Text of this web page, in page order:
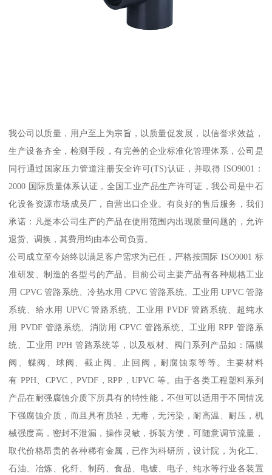
我公司以质量，用户至上为宗旨，以质量促发展，以信誉求效益，
生产设备齐全，检测手段，有完善的企业标准化管理体系，公司是
同行通过国家压力管道注册安全许可(TS)认证，并取得 ISO9001：
2000 国际质量体系认证，全国工业产品生产许可证，我公司是中石
化设备资源市场成员厂，自营出口企业。有良好的售后服务，我们
承诺：凡是本公司生产的产品在使用范围内出现质量问题的，允许
退货、调换，其费用均由本公司负责。
公司成立至今始终以满足客户需求为已任，严格按国际 ISO9001 标
准研发、制造的各型号的产品。目前公司主要产品有各种规格工业
用 CPVC 管路系统、冷热水用 CPVC 管路系统、工业用 UPVC 管路
系统、给水用 UPVC 管路系统、工业用 PVDF 管路系统、超纯水
用 PVDF 管路系统、消防用 CPVC 管路系统、工业用 RPP 管路系
统、工业用 PPH 管路系统等，以及板材、阀门系列产品如：隔膜
阀、蝶阀、球阀、截止阀、止回阀，耐腐蚀泵等等。主要材料
有 PPH、CPVC，PVDF，RPP，UPVC 等。由于各类工程塑料系列
产品在耐强腐蚀介质下所具有的特性能，不但可以适用于不同情况
下强腐蚀介质，而且具有质轻，无毒，无污染，耐高温、耐压，机
械强度高，密封不泄漏，操作灵敏，拆装方便，可随意调节流量，
取代价格昂贵的各种稀有金属，已作为科研所，设计院，为化工、
石油、冶炼、化纤、制药、食品、电镀、电子、纯水等行业各装置